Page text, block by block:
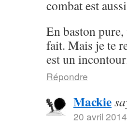
combat est
En baston
fait. Mais je te
est un
Répondre
Mackie
20 avril